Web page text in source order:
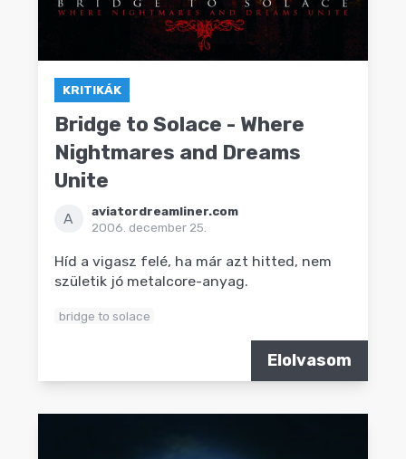
KRITIKÁK
Bridge to Solace - Where
Nightmares and Dreams
Unite
A
aviatordreamliner.com
2006. december 25.
Híd a vigasz felé, ha már azt hitted, nem
születik jó metalcore-anyag.
bridge to solace
Elolvasom